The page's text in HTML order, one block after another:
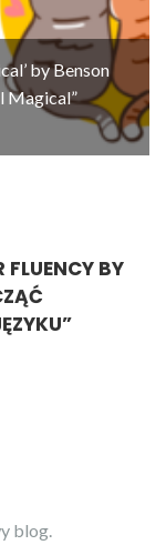
by Benson
Magical”
FLUENCY BY
”
blog.